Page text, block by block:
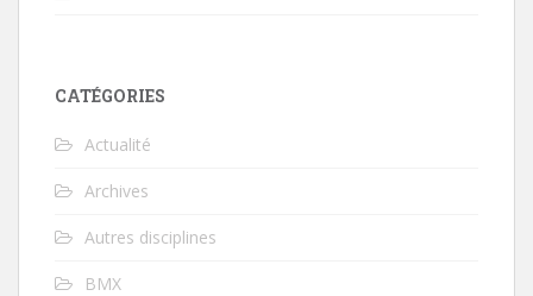
CATÉGORIES
Actualité
Archives
Autres disciplines
BMX